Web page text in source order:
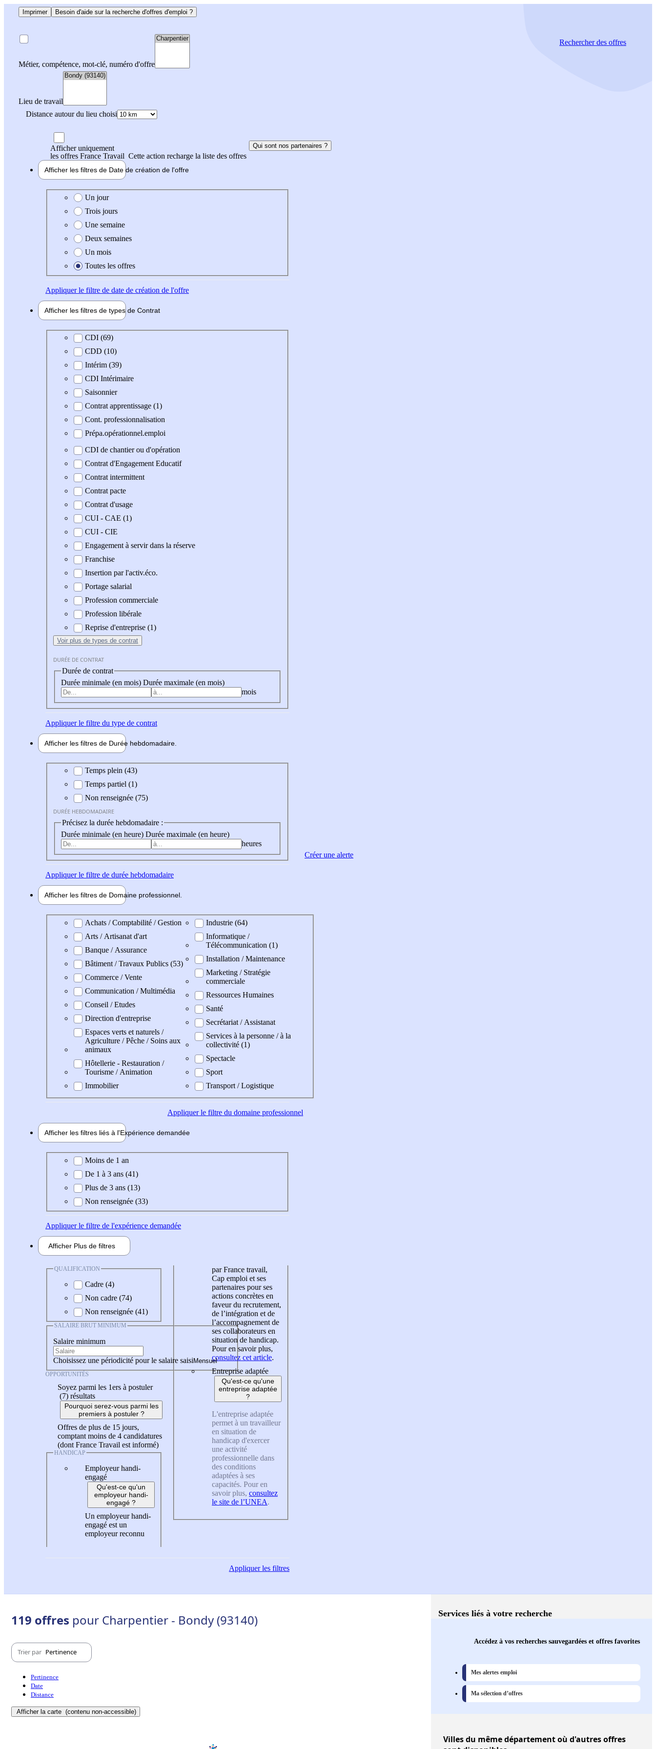
Imprimer Besoin d'aide sur la recherche d'offres d'emploi ?
Métier, compétence, mot-clé, numéro d'offre
Lieu de travail
Distance autour du lieu choisi
Rechercherdes offres
Afficher uniquement
les offres France Travail Cette action recharge la liste des offres
Qui sont nos partenaires ?
Afficher les filtres de Date de création de l'offre
Date de création de l'offre
Un jour
Trois jours
Une semaine
Deux semaines
Un mois
Toutes les offres
Appliquerle filtre de date de création de l'offre
Afficher les filtres de types de Contrat
Type de contratCDI (69)
CDD (10)
Intérim (39)
CDI Intérimaire
Saisonnier
Contrat apprentissage (1)
Cont. professionnalisation
Prépa.opérationnel.emploi
CDI de chantier ou d'opération
Contrat d'Engagement Educatif
Contrat intermittent
Contrat pacte
Contrat d'usage
CUI - CAE (1)
CUI - CIE
Engagement à servir dans la réserve
Franchise
Insertion par l'activ.éco.
Portage salarial
Profession commerciale
Profession libérale
Reprise d'entreprise (1)
Voir plus de types de contrat
DURÉE DE CONTRAT
Durée de contrat
Durée minimale (en mois) Durée maximale (en mois)
mois
Appliquerle filtre du type de contrat
Afficher les filtres de Durée hebdomadaire
Durée hebdomadaire
Temps plein (43)
Temps partiel (1)
Non renseignée (75)
DURÉE HEBDOMADAIRE
Précisez la durée hebdomadaire :
Durée minimale (en heure) Durée maximale (en heure)
heures
Appliquerle filtre de durée hebdomadaire
Afficher les filtres de Domaine professionnel
Domaine professionel
Achats / Comptabilité / Gestion
Arts / Artisanat d'art
Banque / Assurance
Bâtiment / Travaux Publics (53)
Commerce / Vente
Communication / Multimédia
Conseil / Etudes
Direction d'entreprise
Espaces verts et naturels /
Agriculture / Pêche / Soins aux
animaux
Hôtellerie - Restauration /
Tourisme / Animation
Immobilier
Industrie (64)
Informatique /
Télécommunication (1)
Installation / Maintenance
Marketing / Stratégie
commerciale
Ressources Humaines
Santé
Secrétariat / Assistanat
Services à la personne / à la
collectivité (1)
Spectacle
Sport
Transport / Logistique
Appliquerle filtre du domaine professionnel
Afficher les filtres liés à l'Expérience demandée
Expérience demandée
Moins de 1 an
De 1 à 3 ans (41)
Plus de 3 ans (13)
Non renseignée (33)
Appliquerle filtre de l'expérience demandée
Afficher Plus de filtres
QUALIFICATION
Cadre (4)
Non cadre (74)
Non renseignée (41)
SALAIRE BRUT MINIMUM
Salaire minimum
Choisissez une périodicité pour le salaire saisi
OPPORTUNITÉS
Soyez parmi les 1ers à postuler
(7) résultats
Pourquoi serez-vous parmi les
premiers à postuler ?
Offres de plus de 15 jours,
comptant moins de 4 candidatures
(dont France Travail est informé)
HANDICAP
Employeur handi-
engagé
Qu'est-ce qu'un
employeur handi-
engagé ?
Un employeur handi-
engagé est un
employeur reconnu
par France travail,
Cap emploi et ses
partenaires pour ses
actions concrètes en
faveur du recrutement,
de l’intégration et de
l’accompagnement de
ses collaborateurs en
situation de handicap.
Pour en savoir plus,
consultez cet article.
Entreprise adaptée
Qu'est-ce qu'une
entreprise adaptée
?
L'entreprise adaptée
permet à un travailleur
en situation de
handicap d'exercer
une activité
professionnelle dans
des conditions
adaptées à ses
capacités. Pour en
savoir plus, consultez
le site de l’UNEA.
Appliquerles filtres
Créer une alerte
119 offres pour Charpentier - Bondy (93140)
Trier par Pertinence
Pertinence
Date
Distance
Afficher la carte (contenu non-accessible)
Services liés à votre recherche
Accédez à vos recherches sauvegardées et offres favorites
Mes alertes emploi
Ma sélection d’offres
Villesdu même département où d'autres offres